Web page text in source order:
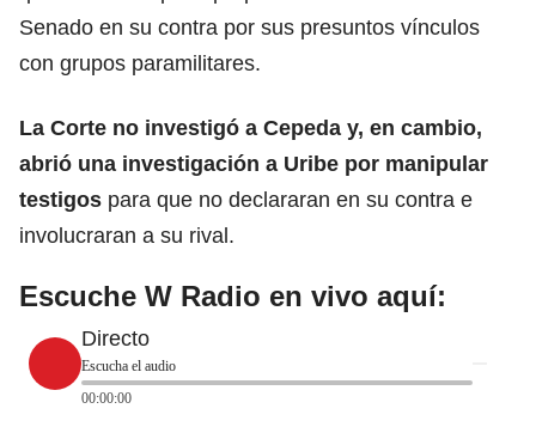
Senado en su contra por sus presuntos vínculos
con grupos paramilitares.
La Corte no investigó a Cepeda y, en cambio,
abrió una investigación a Uribe por manipular
testigos para que no declararan en su contra e
involucraran a su rival.
Escuche W Radio en vivo aquí:
Directo
Escucha el audio
00:00:00